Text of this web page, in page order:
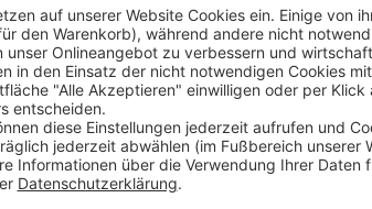
für Anwender
v4.95.0007